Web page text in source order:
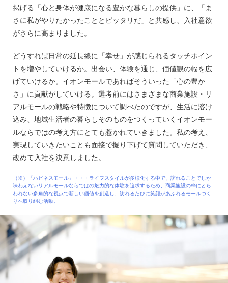
掲げる「心と身体が健康になる豊かな暮らしの提供」に、「ま
さに私がやりたかったこととピッタリだ」と共感し、入社意欲
がさらに高まりました。
どうすれば日常の延長線に「幸せ」が感じられるタッチポイン
トを増やしていけるか。出会い、体験を通じ、価値観の幅を広
げていけるか。イオンモールであればそういった「心の豊か
さ」に貢献がしていける。選考前にはさまざまな商業施設・リ
アルモールの戦略や特徴について調べたのですが、生活に溶け
込み、地域生活者の暮らしそのものをつくっていくイオンモー
ルならではの考え方にとても惹かれていきました。私の考え、
実現していきたいことも面接で掘り下げて質問していただき、
改めて入社を決意しました。
（※）「ハピネスモール」・・・ライフスタイルが多様化する中で、訪れることでしか
味わえないリアルモールならではの魅力的な体験を追求するため、商業施設の枠にとら
われない多角的な視点で新しい価値を創造し、訪れるたびに笑顔があふれるモールづく
りへ取り組む活動。